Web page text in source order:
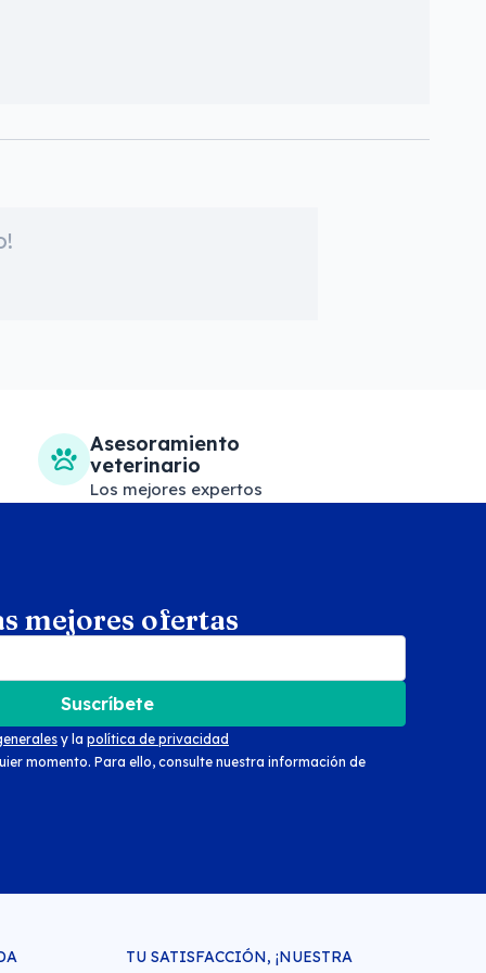
Asesoramiento
veterinario
Los mejores expertos
mejores ofertas
Suscríbete
y la política de privacidad
momento. Para ello, consulte nuestra información de
TU SATISFACCIÓN, ¡NUESTRA